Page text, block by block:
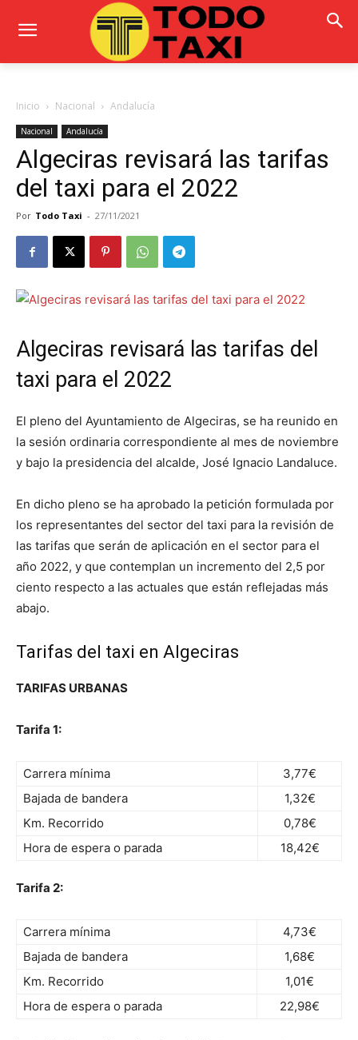
Inicio Nacional Andalucía
Nacional Andalucía
Algeciras revisará las tarifas
del taxi para el 2022
Por Todo Taxi - 27/11/2021
Algeciras revisará las tarifas del
taxi para el 2022
El pleno del Ayuntamiento de Algeciras, se ha reunido en
la sesión ordinaria correspondiente al mes de noviembre
y bajo la presidencia del alcalde, José Ignacio Landaluce.
En dicho pleno se ha aprobado la petición formulada por
los representantes del sector del taxi para la revisión de
las tarifas que serán de aplicación en el sector para el
año 2022, y que contemplan un incremento del 2,5 por
ciento respecto a las actuales que están reflejadas más
abajo.
Tarifas del taxi en Algeciras
TARIFAS URBANAS
Tarifa 1:
Carrera mínima
3,77€
Bajada de bandera
1,32€
Km. Recorrido
0,78€
Hora de espera o parada
18,42€
Tarifa 2:
Carrera mínima
4,73€
Bajada de bandera
1,68€
Km. Recorrido
1,01€
Hora de espera o parada
22,98€